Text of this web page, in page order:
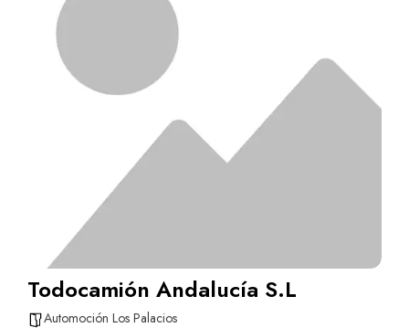
Todocamión Andalucía S.L
Automoción Los Palacios